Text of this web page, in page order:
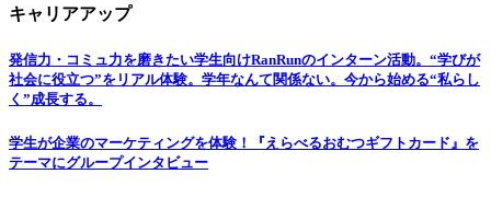
キャリアアップ
発信力・コミュ力を磨きたい学生向けRanRunのインターン活動。“学びが
社会に役立つ”をリアル体験。学年なんて関係ない。今から始める“私らし
く”成長する。
学生が企業のマーケティングを体験！『えらべるおむつギフトカード』を
テーマにグループインタビュー